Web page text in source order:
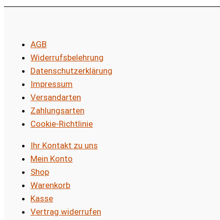
AGB
Widerrufsbelehrung
Datenschutzerklärung
Impressum
Versandarten
Zahlungsarten
Cookie-Richtlinie
Ihr Kontakt zu uns
Mein Konto
Shop
Warenkorb
Kasse
Vertrag widerrufen